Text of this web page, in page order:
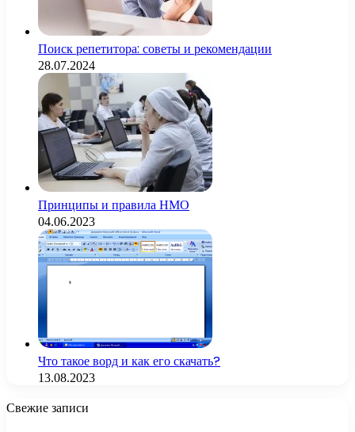
Поиск репетитора: советы и рекомендации
28.07.2024
Принципы и правила НМО
04.06.2023
Что такое ворд и как его скачать?
13.08.2023
Свежие записи